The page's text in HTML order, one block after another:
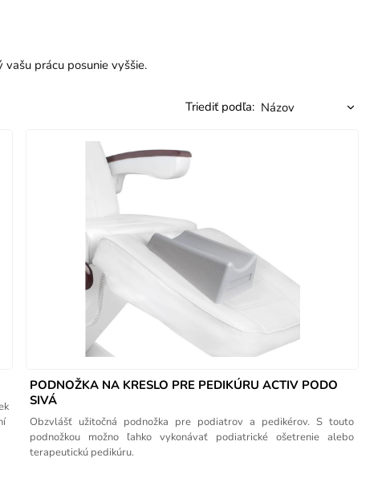
prácu posunie vyššie.
Triediť podľa:
PODNOŽKA NA KRESLO PRE PEDIKÚRU ACTIV PODO
SIVÁ
Obzvlášť užitočná podnožka pre podiatrov a pedikérov. S touto
podnožkou možno ľahko vykonávať podiatrické ošetrenie alebo
terapeutickú pedikúru.